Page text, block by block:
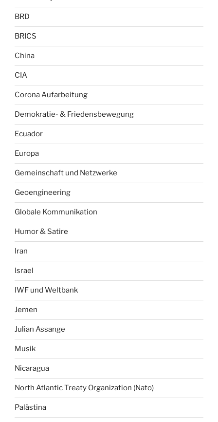
BRD
BRICS
China
CIA
Corona Aufarbeitung
Demokratie- & Friedensbewegung
Ecuador
Europa
Gemeinschaft und Netzwerke
Geoengineering
Globale Kommunikation
Humor & Satire
Iran
Israel
IWF und Weltbank
Jemen
Julian Assange
Musik
Nicaragua
North Atlantic Treaty Organization (Nato)
Palästina